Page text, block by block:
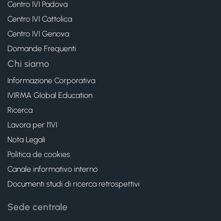
Centro IVI Padova
Centro IVI Cattolica
Centro IVI Genova
Domande Frequenti
Chi siamo
Informazione Corporativa
IVIRMA Global Education
Ricerca
Lavora per l’IVI
Nota Legali
Politica de cookies
Canale informativo interno
Documenti studi di ricerca retrospettivi
Sede centrale